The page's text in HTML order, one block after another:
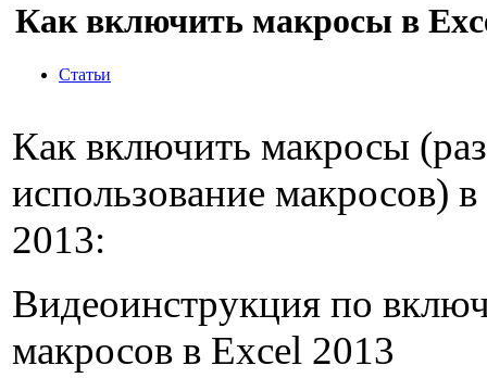
Как включить макросы в
Статьи
Как включить макросы
использование макросов)
2013:
Видеоинструкция по
макросов в Excel 2013